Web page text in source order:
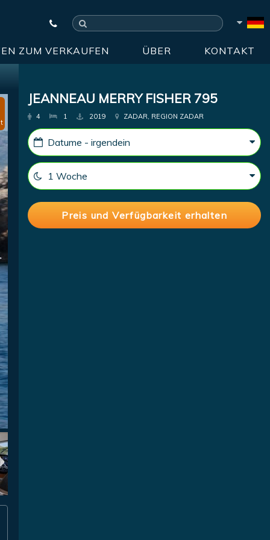
ZUM VERKAUFEN ÜBER KONTAKT
JEANNEAU MERRY FISHER 795
4 1 2019 ZADAR, REGION ZADAR